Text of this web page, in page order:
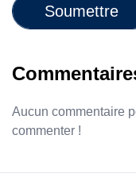
Soumettre
Aucun commentaire
commenter !